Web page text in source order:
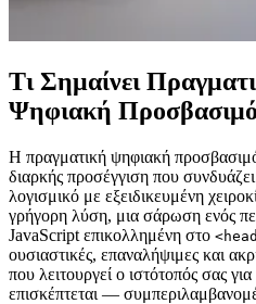
Τι Σημαίνει
Ψηφιακή
Η πραγματική ψηφιακή
διαρκής προσέγγιση που
λογισμικό με εξειδικευμένη
γρήγορη λύση, μια σάρωση ενός
JavaScript επικολλημένη στο
ουσιαστικές, επαναλήψιμες και
που λειτουργεί ο ιστότοπός σας
επισκέπτεται —